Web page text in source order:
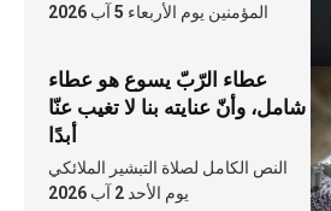
المؤمنين يوم الأربعاء 5 آب 2026
عطاء الرّبّ يسوع هو عطاء
شامل، وأنّ عنايته بنا لا تغيب عنّا
أبدًا
النص الكامل لصلاة التبشير الملائكي
يوم الأحد 2 آب 2026